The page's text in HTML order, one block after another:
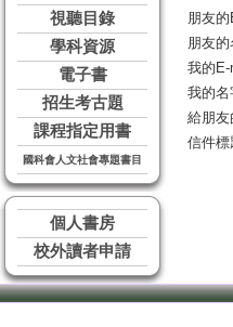
視聽目錄
學科資源
電子書
招生考古題
課程指定用書
國科會人文社會專題書目
個人書房
校外讀者申請
朋友的
朋友
我的E-
我的名
給朋友
信件標